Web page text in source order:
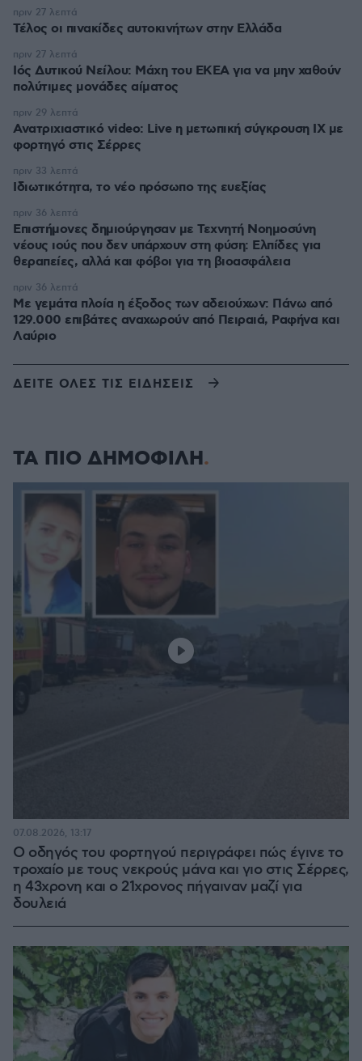
Τέλος οι πινακίδες αυτοκινήτων στην Ελλάδα
πριν 27 λεπτά
Ιός Δυτικού Νείλου: Μάχη του ΕΚΕΑ για να μην χαθούν
πολύτιμες μονάδες αίματος
πριν 27 λεπτά
Ανατριχιαστικό video: Live η μετωπική σύγκρουση ΙΧ με
φορτηγό στις Σέρρες
πριν 29 λεπτά
Ιδιωτικότητα, το νέο πρόσωπο της ευεξίας
πριν 33 λεπτά
Επιστήμονες δημιούργησαν με Τεχνητή Νοημοσύνη
νέους ιούς που δεν υπάρχουν στη φύση: Ελπίδες για
θεραπείες, αλλά και φόβοι για τη βιοασφάλεια
πριν 36 λεπτά
Με γεμάτα πλοία η έξοδος των αδειούχων: Πάνω από
129.000 επιβάτες αναχωρούν από Πειραιά, Ραφήνα και
Λαύριο
πριν 36 λεπτά
ΔΕΙΤΕ ΟΛΕΣ ΤΙΣ ΕΙΔΗΣΕΙΣ
ΤΑ ΠΙΟ ΔΗΜΟΦΙΛΗ
Ο οδηγός του φορτηγού περιγράφει πώς έγινε το
τροχαίο με τους νεκρούς μάνα και γιο στις Σέρρες,
η 43χρονη και ο 21χρονος πήγαιναν μαζί για
δουλειά
07.08.2026, 13:17